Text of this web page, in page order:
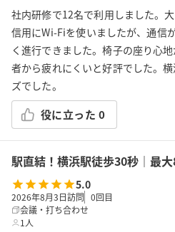
社内研修で12名で利用しました。
信用にWi-Fiを使いましたが、通信
く進行できました。椅子の座り心
者から疲れにくいと好評でした。
ズでした。
役に立った 0
5.0
2026年8月3日訪問 0回目
会議・打ち合わせ
1人